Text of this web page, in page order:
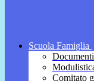
Scuola Famiglia
Comitato